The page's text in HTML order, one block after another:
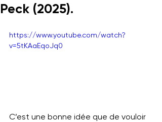
Peck (2025).
https://www.youtube.com/watch?
v=5tKAaEqoJq0
C’est une bonne idée que de vouloir